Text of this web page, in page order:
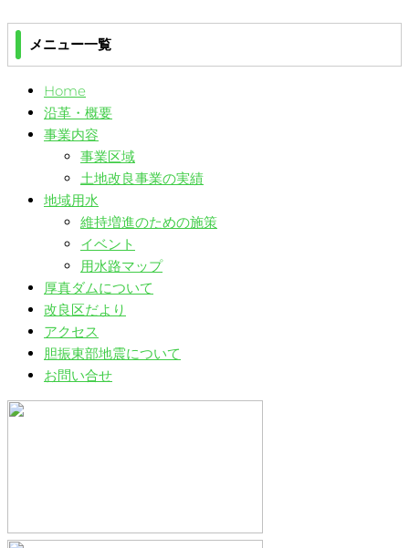
ビ
ゲ
ー
シ
ョ
ン
稿
メニュー一覧
Home
沿革・概要
事業内容
事業区域
土地改良事業の実績
地域用水
維持増進のための施策
イベント
用水路マップ
厚真ダムについて
改良区だより
アクセス
胆振東部地震について
お問い合せ